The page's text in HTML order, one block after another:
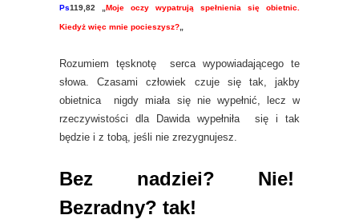
Ps119,82 „ Moje oczy wypatrują spełnienia się obietnic.
Kiedyż więc mnie pocieszysz?
Rozumiem tęsknotę serca wypowiadającego te
słowa. Czasami człowiek czuje się tak, jakby
obietnica nigdy miała się nie wypełnić, lecz w
rzeczywistości dla Dawida wypełniła się i tak
będzie i z tobą, jeśli nie zrezygnujesz.
Bez nadziei? Nie!
Bezradny? tak!